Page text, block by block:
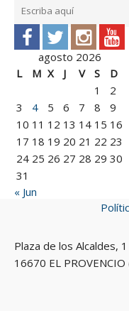
agosto 2026
L
M X J V S
D
1
2
3
4 5 6 7 8
9
10 11 12 13 14 15 16
17 18 19 20 21 22 23
24 25 26 27 28 29 30
31
« Jun
Plaza de los Alcaldes,
16670 EL